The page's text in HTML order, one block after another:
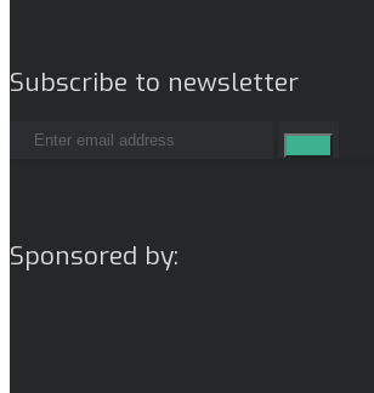
Subscribe to newsletter
Sponsored by: